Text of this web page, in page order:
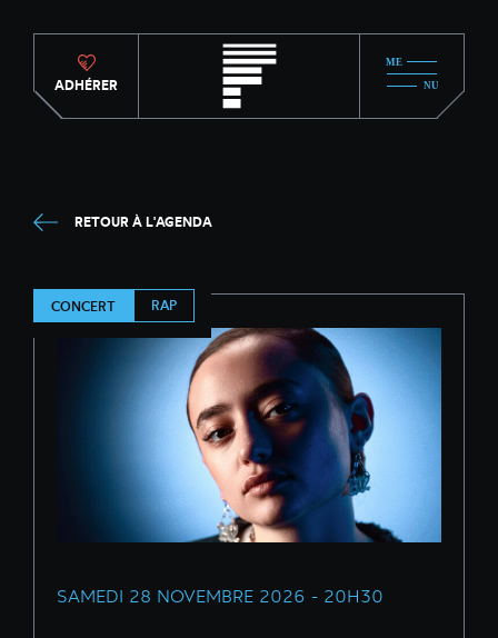
ADHÉRER
RETOUR À L'AGENDA
CONCERT RAP
SAMEDI 28 NOVEMBRE 2026 - 20H30